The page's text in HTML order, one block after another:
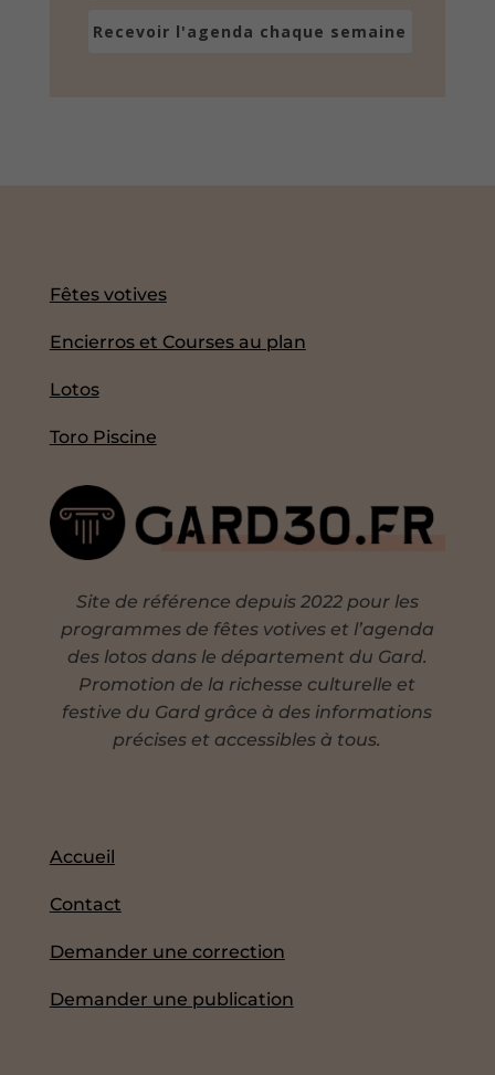
Recevoir l'agenda chaque semaine
Fêtes votives
Encierros et Courses au plan
Lotos
Toro Piscine
Site de référence depuis 2022 pour les
programmes de fêtes votives et l’agenda
des lotos dans le département du Gard.
Promotion de la richesse culturelle et
festive du Gard grâce à des informations
précises et accessibles à tous.
Accueil
Contact
Demander une correction
Demander une publication